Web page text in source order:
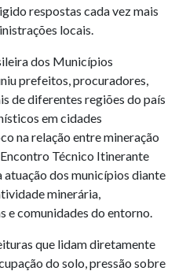
respostas cada vez mais
locais.
dos Municípios
prefeitos, procuradores,
de diferentes regiões do país
em cidades
na relação entre mineração
Técnico Itinerante
dos municípios diante
minerária,
e comunidades do entorno.
que lidam diretamente
do solo, pressão sobre